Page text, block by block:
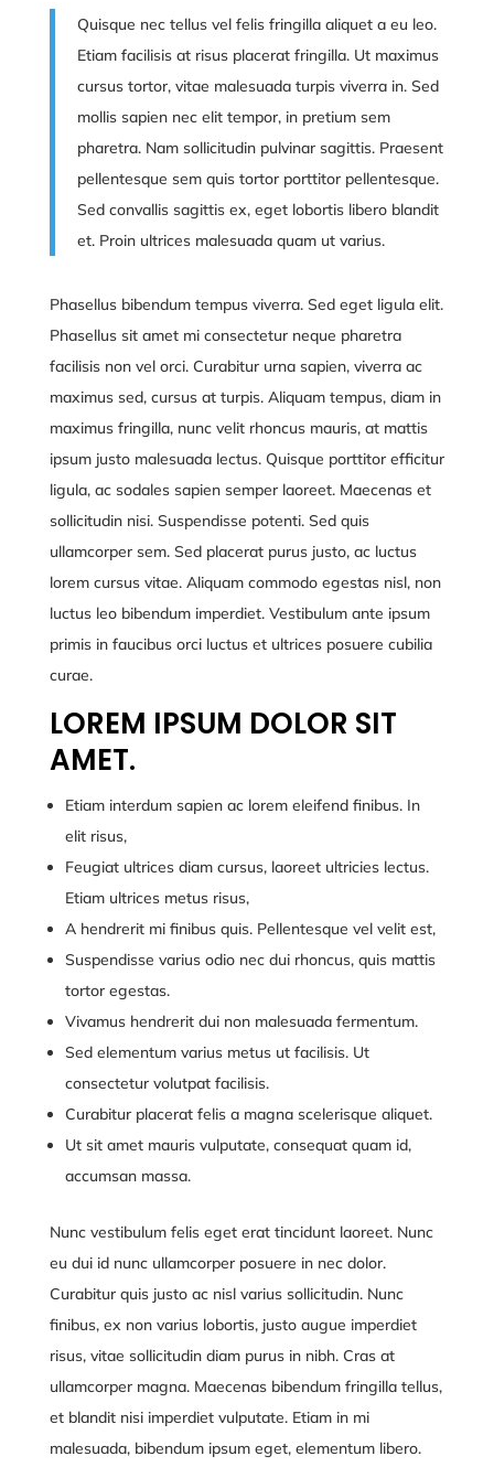
Quisque nec tellus vel felis fringilla aliquet a eu leo.
Etiam facilisis at risus placerat fringilla. Ut maximus
cursus tortor, vitae malesuada turpis viverra in. Sed
mollis sapien nec elit tempor, in pretium sem
pharetra. Nam sollicitudin pulvinar sagittis. Praesent
pellentesque sem quis tortor porttitor pellentesque.
Sed convallis sagittis ex, eget lobortis libero blandit
et. Proin ultrices malesuada quam ut varius.
Phasellus bibendum tempus viverra. Sed eget ligula elit.
Phasellus sit amet mi consectetur neque pharetra
facilisis non vel orci. Curabitur urna sapien, viverra ac
maximus sed, cursus at turpis. Aliquam tempus, diam in
maximus fringilla, nunc velit rhoncus mauris, at mattis
ipsum justo malesuada lectus. Quisque porttitor efficitur
ligula, ac sodales sapien semper laoreet. Maecenas et
sollicitudin nisi. Suspendisse potenti. Sed quis
ullamcorper sem. Sed placerat purus justo, ac luctus
lorem cursus vitae. Aliquam commodo egestas nisl, non
luctus leo bibendum imperdiet. Vestibulum ante ipsum
primis in faucibus orci luctus et ultrices posuere cubilia
curae.
LOREM IPSUM DOLOR SIT
AMET.
Etiam interdum sapien ac lorem eleifend finibus. In
elit risus,
Feugiat ultrices diam cursus, laoreet ultricies lectus.
Etiam ultrices metus risus,
A hendrerit mi finibus quis. Pellentesque vel velit est,
Suspendisse varius odio nec dui rhoncus, quis mattis
tortor egestas.
Vivamus hendrerit dui non malesuada fermentum.
Sed elementum varius metus ut facilisis. Ut
consectetur volutpat facilisis.
Curabitur placerat felis a magna scelerisque aliquet.
Ut sit amet mauris vulputate, consequat quam id,
accumsan massa.
Nunc vestibulum felis eget erat tincidunt laoreet. Nunc
eu dui id nunc ullamcorper posuere in nec dolor.
Curabitur quis justo ac nisl varius sollicitudin. Nunc
finibus, ex non varius lobortis, justo augue imperdiet
risus, vitae sollicitudin diam purus in nibh. Cras at
ullamcorper magna. Maecenas bibendum fringilla tellus,
et blandit nisi imperdiet vulputate. Etiam in mi
malesuada, bibendum ipsum eget, elementum libero.